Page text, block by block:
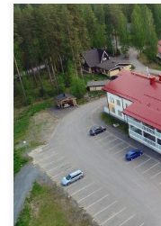
Hartolan vanha
palveluasunnoiksi.
toteutettiin vaiheittain
valmistui kesäkuussa
palveluasuntoa.